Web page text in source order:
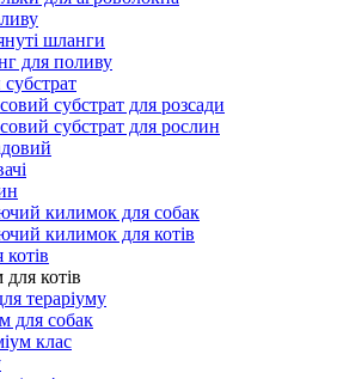
шланги
для поливу
субстрат для розсади
субстрат для рослин
килимок для собак
килимок для котів
котів
тераріуму
для собак
клас